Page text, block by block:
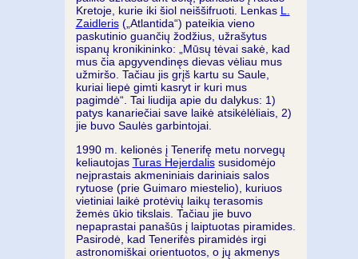
Kretoje, kurie iki šiol neiššifruoti. Lenkas L.
Zaidleris(„Atlantida“) pateikia vieno
paskutinio guančių žodžius, užrašytus
ispanų kronikininko: „Mūsų tėvai sakė, kad
mus čia apgyvendinęs dievas vėliau mus
užmiršo. Tačiau jis grįš kartu su Saule,
kuriai liepė gimti kasryt ir kuri mus
pagimdė“. Tai liudija apie du dalykus: 1)
patys kanariečiai save laikė atsikėlėliais, 2)
jie buvo Saulės garbintojai.
1990 m. kelionės į Tenerifę metu norvegų
keliautojas Turas Hejerdalissusidomėjo
neįprastais akmeniniais dariniais salos
rytuose (prie Guimaro miestelio), kuriuos
vietiniai laikė protėvių laikų terasomis
žemės ūkio tikslais. Tačiau jie buvo
nepaprastai panašūs į laiptuotas piramides.
Pasirodė, kad Tenerifės piramidės irgi
astronomiškai orientuotos, o jų akmenys